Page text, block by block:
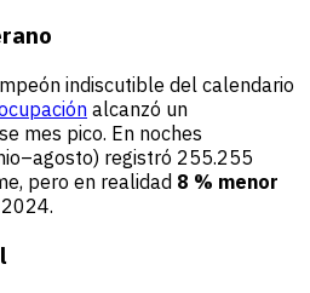
indiscutible del calendario
alcanzó un
mes pico. En noches
registró 255.255
pero en realidad 8 % menor